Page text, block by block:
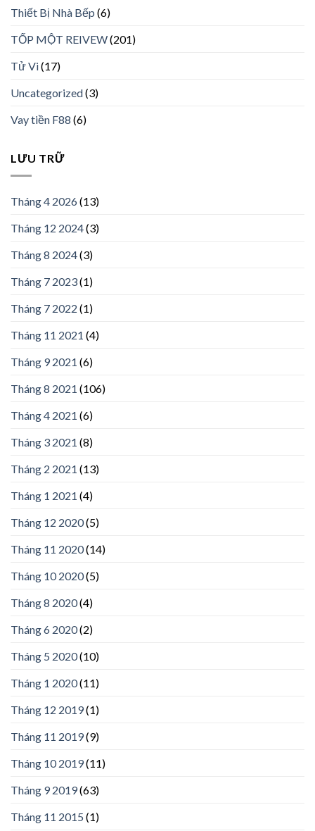
Thiết Bị Nhà Bếp (6)
TỐP MỘT REIVEW(201)
Tử Vi(17)
Uncategorized(3)
Vay tiền F88 (6)
LƯU TRỮ
Tháng 4 2026(13)
Tháng 12 2024(3)
Tháng 8 2024(3)
Tháng 7 2023(1)
Tháng 7 2022 (1)
Tháng 11 2021 (4)
Tháng 9 2021 (6)
Tháng 8 2021 (106)
Tháng 4 2021 (6)
Tháng 3 2021 (8)
Tháng 2 2021 (13)
Tháng 1 2021 (4)
Tháng 12 2020(5)
Tháng 11 2020(14)
Tháng 10 2020(5)
Tháng 8 2020(4)
Tháng 6 2020(2)
Tháng 5 2020(10)
Tháng 1 2020(11)
Tháng 12 2019(1)
Tháng 11 2019(9)
Tháng 10 2019(11)
Tháng 9 2019(63)
Tháng 11 2015 (1)